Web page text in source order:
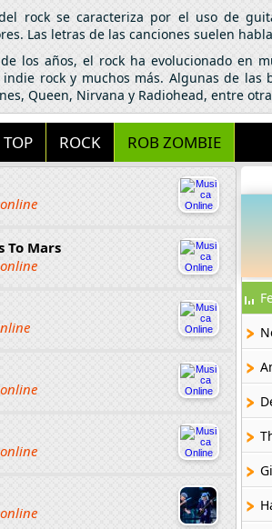
rock se caracteriza por el uso de
Las letras de las canciones suelen
los años, el rock ha evolucionado en
rock y muchos más. Algunas de las
Queen, Nirvana y Radiohead, entre
TOP ROCK ROB ZOMBIE
To Mars